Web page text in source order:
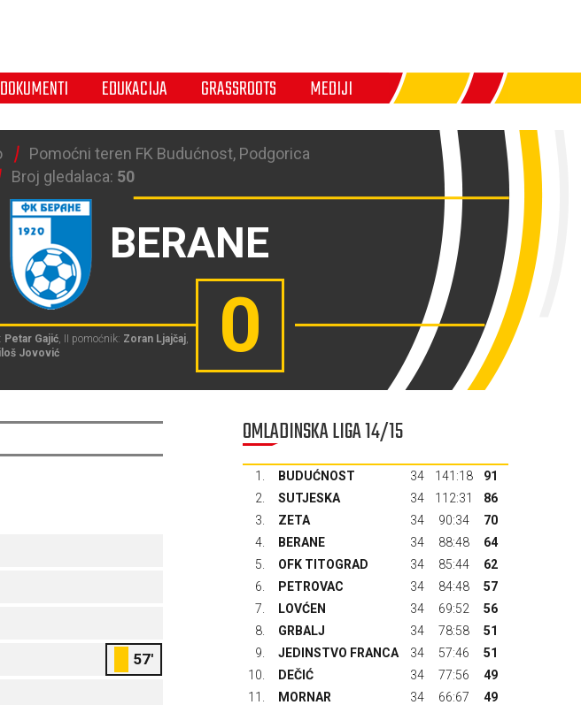
EDUKACIJA GRASSROOTS MEDIJI
Pomoćni teren FK Budućnost, Podgorica
Broj gledalaca: 50
BERANE
0
Petar Gajić, II pomoćnik: Zoran Ljajčaj,
Jovović
57'
OMLADINSKA LIGA 14/15
1. BUDUĆNOST 34 141:18
91
2.
SUTJESKA 34 112:31
86
3.
ZETA 34 90:34
70
4.
BERANE 34 88:48
64
5.
OFK TITOGRAD 34 85:44
62
6.
PETROVAC 34 84:48
57
7.
LOVĆEN 34 69:52
56
8.
GRBALJ 34 78:58
51
9.
JEDINSTVO FRANCA 34 57:46
51
10.
DEČIĆ 34 77:56
49
11.
MORNAR 34 66:67
49